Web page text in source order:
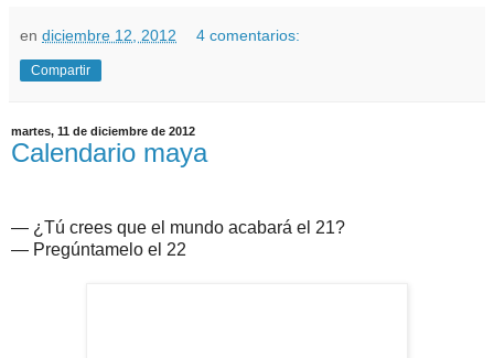
en diciembre 12, 2012 4 comentarios:
Compartir
martes, 11 de diciembre de 2012
Calendario maya
— ¿Tú crees que el mundo acabará el 21?
— Pregúntamelo el 22